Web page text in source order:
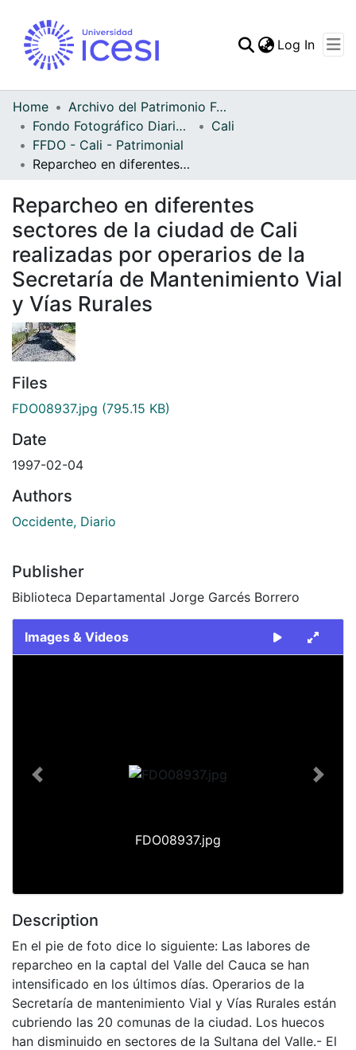
Statistics
Log In
Home
Archivo del Patrimonio Fotográfico y Fílmico del Valle del Cauca
Fondo Fotográfico Diario Occidente
Cali
FFDO - Cali - Patrimonial
Reparcheo en diferentes sectores de la ciudad de Cali realizadas por operarios de la Secretaría de Mantenimiento Vial y Vías Rurales
Reparcheo en diferentes
sectores de la ciudad de Cali
realizadas por operarios de la
Secretaría de Mantenimiento Vial
y Vías Rurales
Files
FDO08937.jpg (795.15 KB)
Date
1997-02-04
Authors
Occidente, Diario
Publisher
Biblioteca Departamental Jorge Garcés Borrero
Images & Videos
FDO08937.jpg
Previous Next
Description
En el pie de foto dice lo siguiente: Las labores de
reparcheo en la captal del Valle del Cauca se han
intensificado en los últimos días. Operarios de la
Secretaría de mantenimiento Vial y Vías Rurales están
cubriendo las 20 comunas de la ciudad. Los huecos
han disminuido en sectores de la Sultana del Valle.- El